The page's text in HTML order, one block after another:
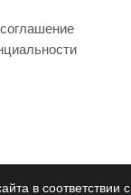
в соответствии с